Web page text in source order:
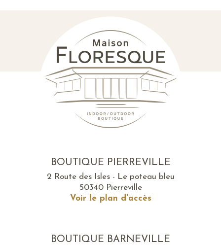
BOUTIQUE PIERREVILLE
2 Route des Isles - Le poteau bleu
50340 Pierreville
Voir le plan d'accès
BOUTIQUE BARNEVILLE